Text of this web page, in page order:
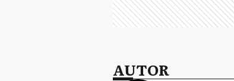
AUTOR